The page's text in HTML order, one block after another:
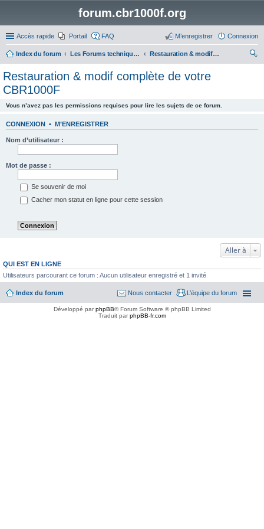
forum.cbr1000f.org
Accès rapide Portail FAQ Connexion
M’enregistrer
Index du forum Les Forums techniques du CBR 1000F
Restauration & modif complète de votre CBR1000F
Restauration & modif complète de votre
CBR1000F
Vous n’avez pas les permissions requises pour lire les sujets de ce forum.
CONNEXION • M’ENREGISTRER
Nom d’utilisateur :
Mot de passe :
Se souvenir de moi
Cacher mon statut en ligne pour cette session
Aller à
QUI EST EN LIGNE
Utilisateurs parcourant ce forum : Aucun utilisateur enregistré et 1 invité
Index du forum L’équipe du forum
Nous contacter
Développé parphpBB® Forum Software © phpBB Limited
Traduit parphpBB-fr.com